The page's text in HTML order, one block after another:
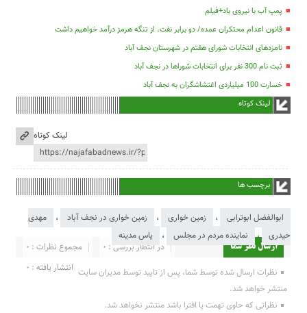
پمپ آب با نیروی باد+فیلم
قانون اعدام محتکران عمده/ دو برابر نفت، از تنگه هرمز درآمد خواهیم داشت
نامزدهای انتخابات شورای هفتم در شهرستان نجف آباد
ثبت نام 300 نفر برای انتخابات شوراها در نجف آباد
خسارت 100 میلیاردی اغتشاشگران به نجف آباد
لینک کوتاه
لینک کوتاه
برچسب ها
ابوالفضل ابوترابی ، زمین خواری ، زمین خواری در نجف آباد ،
مهدی
حیدری ، نماینده مردم در مجلس ، یاس مدینه
ارسال نظر شما مجموع نظرات : 0
در انتظار بررسی : 0
انتشار یافته : 0 نظرات ارسال شده توسط شما، پس از تایید توسط مدیران سایت
منتشر خواهد شد.
نظراتی که حاوی تهمت یا افترا باشد منتشر نخواهد شد.